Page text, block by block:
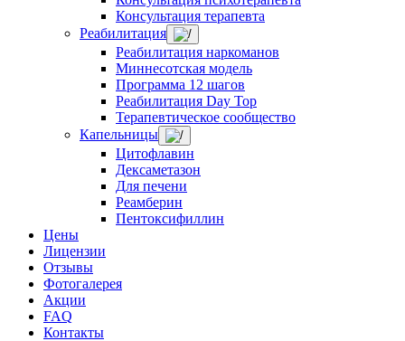
Консультация терапевта
Реабилитация
Реабилитация наркоманов
Миннесотская модель
Программа 12 шагов
Реабилитация Day Top
Терапевтическое сообщество
Капельницы
Цитофлавин
Дексаметазон
Для печени
Реамберин
Пентоксифиллин
Цены
Лицензии
Отзывы
Фотогалерея
Акции
FAQ
Контакты